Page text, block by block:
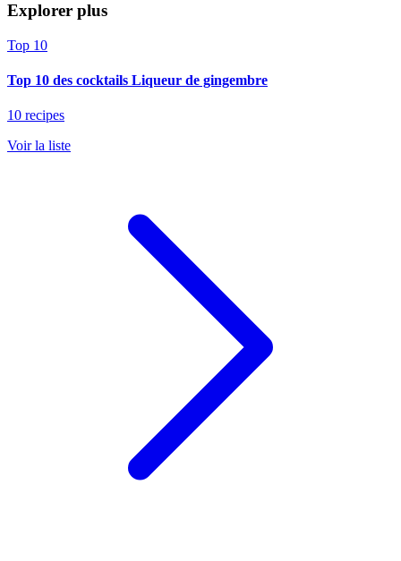
Explorer plus
Top 10
Top 10 des cocktails Liqueur de gingembre
10 recipes
Voir la liste